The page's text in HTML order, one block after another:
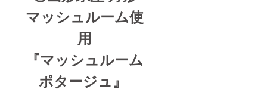
マッシュルーム使
用
『マッシュルーム
ポタージュ』